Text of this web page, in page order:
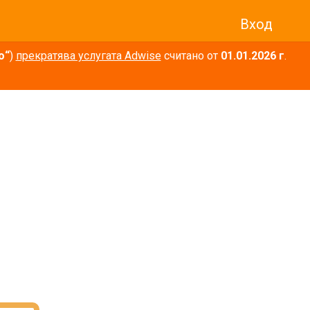
Вход
) прекратява услугата Adwiseсчитано от 01.01.2026 г.